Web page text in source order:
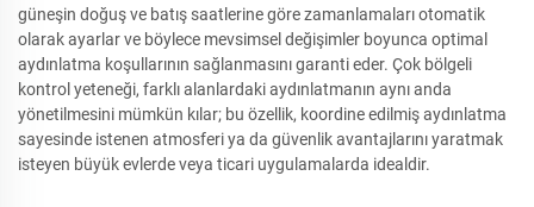
güneşin doğuş ve batış saatlerine göre zamanlamaları otomatik
olarak ayarlar ve böylece mevsimsel değişimler boyunca optimal
aydınlatma koşullarının sağlanmasını garanti eder. Çok bölgeli
kontrol yeteneği, farklı alanlardaki aydınlatmanın aynı anda
yönetilmesini mümkün kılar; bu özellik, koordine edilmiş aydınlatma
sayesinde istenen atmosferi ya da güvenlik avantajlarını yaratmak
isteyen büyük evlerde veya ticari uygulamalarda idealdir.